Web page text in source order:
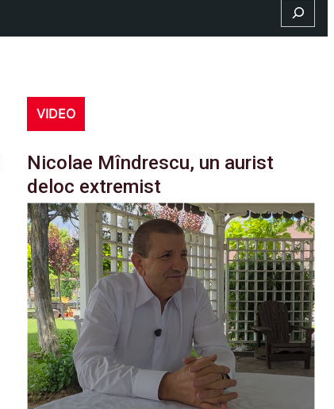
Search
VIDEO
Nicolae Mîndrescu, un aurist
deloc extremist